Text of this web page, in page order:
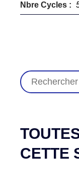
Nbre Cycles :
CETTE